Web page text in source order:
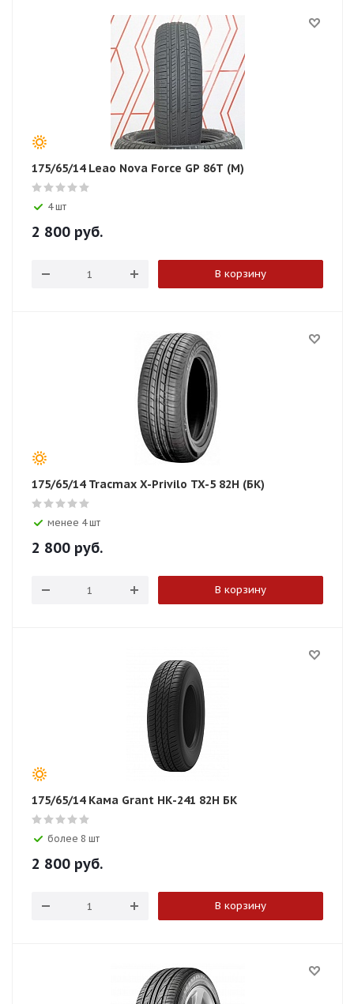
175/65/14 Leao Nova Force GP 86T (M)
4 шт
2 800 руб.
В корзину
175/65/14 Tracmax X-Privilo TX-5 82H (БК)
менее 4 шт
2 800 руб.
В корзину
175/65/14 Кама Grant НК-241 82H БК
более 8 шт
2 800 руб.
В корзину